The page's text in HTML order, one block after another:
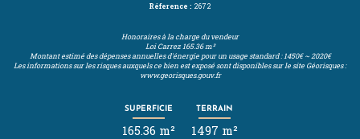
Réference : 2672
Honoraires à la charge du vendeur
Loi Carrez165.36 m²
Montant estimé des dépenses annuelles d'énergie pour un usage standard : 1450€ ~ 2020€
Les informations sur les risques auxquels ce bien est exposé sont disponibles sur le site Géorisques :
www.georisques.gouv.fr
SUPERFICIE
165.36 m²
TERRAIN
1497 m²